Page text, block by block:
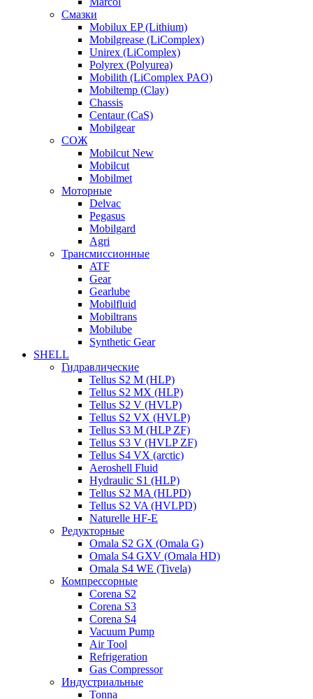
Смазки
Mobilux EP (Lithium)
Mobilgrease (LiComplex)
Unirex (LiComplex)
Polyrex (Polyurea)
Mobilith (LiComplex PAO)
Mobiltemp (Clay)
Chassis
Centaur (CaS)
Mobilgear
СОЖ
Mobilcut New
Mobilcut
Mobilmet
Моторные
Delvac
Pegasus
Mobilgard
Agri
Трансмиссионные
ATF
Gear
Gearlube
Mobilfluid
Mobiltrans
Mobilube
Synthetic Gear
SHELL
Гидравлические
Tellus S2 M (HLP)
Tellus S2 MХ (HLP)
Tellus S2 V (HVLP)
Tellus S2 VX (HVLP)
Tellus S3 M (HLP ZF)
Tellus S3 V (HVLP ZF)
Tellus S4 VX (arctic)
Aeroshell Fluid
Hydraulic S1 (HLP)
Tellus S2 MA (HLPD)
Tellus S2 VA (HVLPD)
Naturelle HF-E
Редукторные
Omala S2 GX (Omala G)
Omala S4 GXV (Omala HD)
Omala S4 WE (Tivela)
Компрессорные
Corena S2
Corena S3
Corena S4
Vacuum Pump
Air Tool
Refrigeration
Gas Compressor
Индустриальные
Tonna